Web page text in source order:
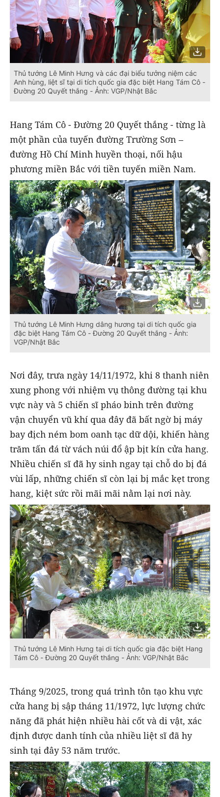
Thủ tướng Lê Minh Hưng và các đại biểu tưởng niệm các
Anh hùng, liệt sĩ tại di tích quốc gia đặc biệt Hang Tám Cô -
Đường 20 Quyết thắng - Ảnh: VGP/Nhật Bắc
Hang Tám Cô - Đường 20 Quyết thắng - từng là
một phần của tuyến đường Trường Sơn –
đường Hồ Chí Minh huyền thoại, nối hậu
phương miền Bắc với tiền tuyến miền Nam.
Thủ tướng Lê Minh Hưng dâng hương tại di tích quốc gia
đặc biệt Hang Tám Cô - Đường 20 Quyết thắng - Ảnh:
VGP/Nhật Bắc
Nơi đây, trưa ngày 14/11/1972, khi 8 thanh niên
xung phong với nhiệm vụ thông đường tại khu
vực này và 5 chiến sĩ pháo binh trên đường
vận chuyển vũ khí qua đây đã bất ngờ bị máy
bay địch ném bom oanh tạc dữ dội, khiến hàng
trăm tấn đá từ vách núi đổ ập bịt kín cửa hang.
Nhiều chiến sĩ đã hy sinh ngay tại chỗ do bị đá
vùi lấp, những chiến sĩ còn lại bị mắc kẹt trong
hang, kiệt sức rồi mãi mãi nằm lại nơi này.
Thủ tướng Lê Minh Hưng tại di tích quốc gia đặc biệt Hang
Tám Cô - Đường 20 Quyết thắng - Ảnh: VGP/Nhật Bắc
Tháng 9/2025, trong quá trình tôn tạo khu vực
cửa hang bị sập tháng 11/1972, lực lượng chức
năng đã phát hiện nhiều hài cốt và di vật, xác
định được danh tính của nhiều liệt sĩ đã hy
sinh tại đây 53 năm trước.